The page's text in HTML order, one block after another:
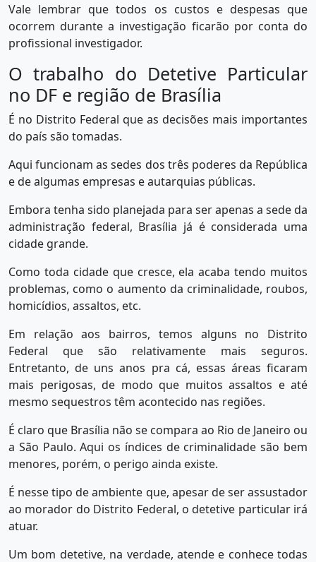
Vale lembrar que todos os custos e despesas que
ocorrem durante a investigação ficarão por conta do
profissional investigador.
O trabalho do Detetive Particular
no DF e região de Brasília
É no Distrito Federal que as decisões mais importantes
do país são tomadas.
Aqui funcionam as sedes dos três poderes da República
e de algumas empresas e autarquias públicas.
Embora tenha sido planejada para ser apenas a sede da
administração federal, Brasília já é considerada uma
cidade grande.
Como toda cidade que cresce, ela acaba tendo muitos
problemas, como o aumento da criminalidade, roubos,
homicídios, assaltos, etc.
Em relação aos bairros, temos alguns no Distrito
Federal que são relativamente mais seguros.
Entretanto, de uns anos pra cá, essas áreas ficaram
mais perigosas, de modo que muitos assaltos e até
mesmo sequestros têm acontecido nas regiões.
É claro que Brasília não se compara ao Rio de Janeiro ou
a São Paulo. Aqui os índices de criminalidade são bem
menores, porém, o perigo ainda existe.
É nesse tipo de ambiente que, apesar de ser assustador
ao morador do Distrito Federal, o detetive particular irá
atuar.
Um bom detetive, na verdade, atende e conhece todas